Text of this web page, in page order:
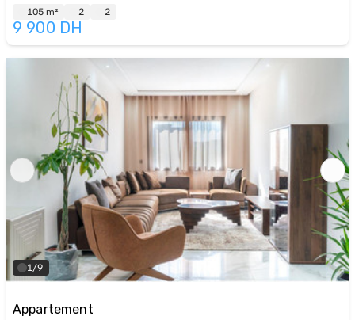
105 m² 2 2
9 900 DH
1/9
Appartement